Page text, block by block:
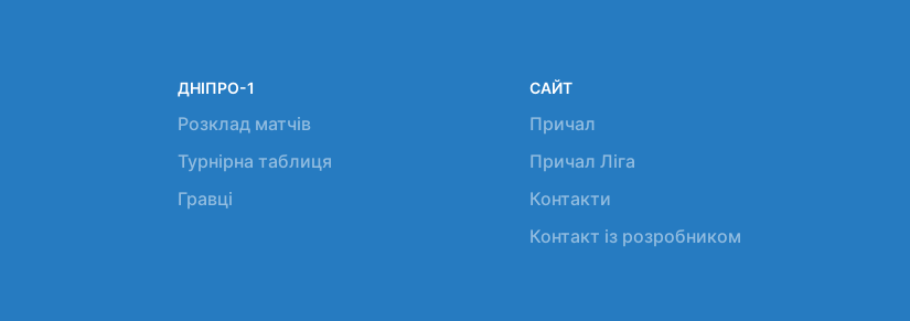
ДНІПРО-1
Розклад матчів
Турнірна таблиця
Гравці
САЙТ
Причал
Причал Ліга
Контакти
Контакт із розробником